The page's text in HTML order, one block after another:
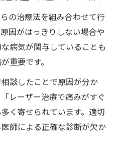
の治療法を組み合わせて行
因がはっきりしない場合や
病気が関与していることも
重要です。
談したことで原因が分か
レーザー治療で痛みがすぐ
く寄せられています。適切
師による正確な診断が欠か